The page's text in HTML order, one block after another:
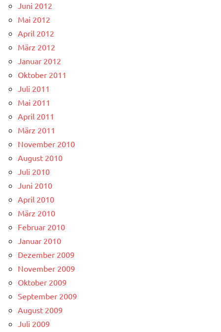
Juni 2012
Mai 2012
April 2012
März 2012
Januar 2012
Oktober 2011
Juli 2011
Mai 2011
April 2011
März 2011
November 2010
August 2010
Juli 2010
Juni 2010
April 2010
März 2010
Februar 2010
Januar 2010
Dezember 2009
November 2009
Oktober 2009
September 2009
August 2009
Juli 2009